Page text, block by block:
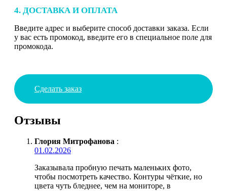
4. ДОСТАВКА И ОПЛАТА
Введите адрес и выберите способ доставки заказа. Если
у вас есть промокод, введите его в специальное поле для
промокода.
Сделать заказ
Отзывы
Глория Митрофанова :
01.02.2026
Заказывала пробную печать маленьких фото,
чтобы посмотреть качество. Контуры чёткие, но
цвета чуть бледнее, чем на мониторе, в